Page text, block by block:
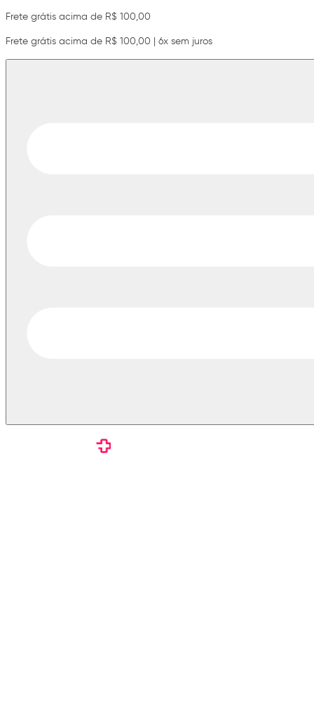
Frete grátis acima de R$ 100,00
Frete grátis acima de R$ 100,00 | 6x sem juros